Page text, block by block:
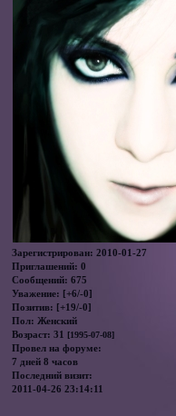
Зарегистрирован: 2010-01-27
Приглашений: 0
Сообщений: 675
Уважение: [+6/-0]
Позитив: [+19/-0]
Пол: Женский
Возраст: 31 [1995-07-08]
Провел на форуме:
7 дней 8 часов
Последний визит:
2011-04-26 23:14:11